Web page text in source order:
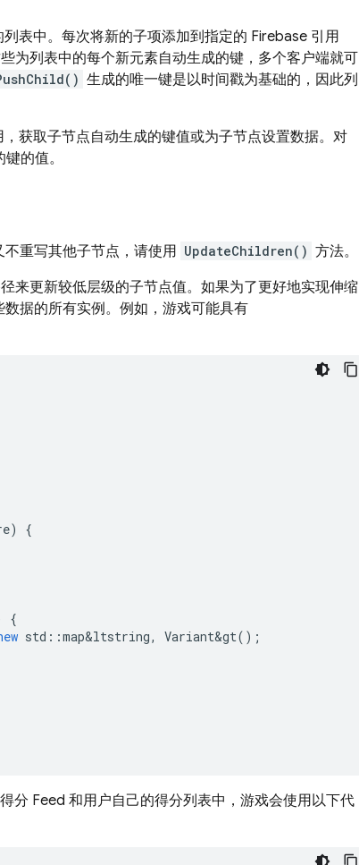
表中。每次将新的子项添加到指定的 Firebase 引用
为列表中的每个新元素自动生成的键，多个客户端就可
生成的唯一键是以时间戳为基础的，因此列
获取子节点自动生成的键值或为子节点设置数据。对
的值。
重写其他子节点，请使用 UpdateChildren() 方法。
来更新较低层级的子节点值。如果为了更好地实现伸缩
数据的所有实例。例如，游戏可能具有
)
{
{
std ::map&ltstring, Variant&gt();
分 Feed 和用户自己的得分列表中，游戏会使用以下代